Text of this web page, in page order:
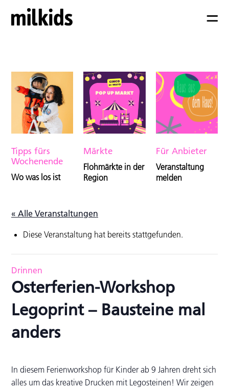
Tipps fürs
Wochenende
Wo was los ist
Märkte
Flohmärkte in der
Region
Für Anbieter
Veranstaltung
melden
« Alle Veranstaltungen
Diese Veranstaltung hat bereits stattgefunden.
Drinnen
Osterferien-Workshop
Legoprint – Bausteine mal
anders
In diesem Ferienworkshop für Kinder ab 9 Jahren dreht sich
alles um das kreative Drucken mit Legosteinen! Wir zeigen